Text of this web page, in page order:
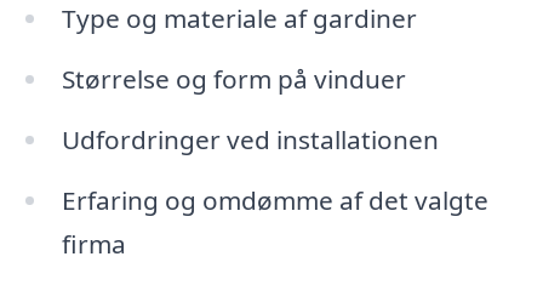
Type og materiale af gardiner
Størrelse og form på vinduer
Udfordringer ved installationen
Erfaring og omdømme af det valgte
firma